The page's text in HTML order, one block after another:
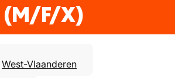
(M/F/X)
West-Vlaanderen